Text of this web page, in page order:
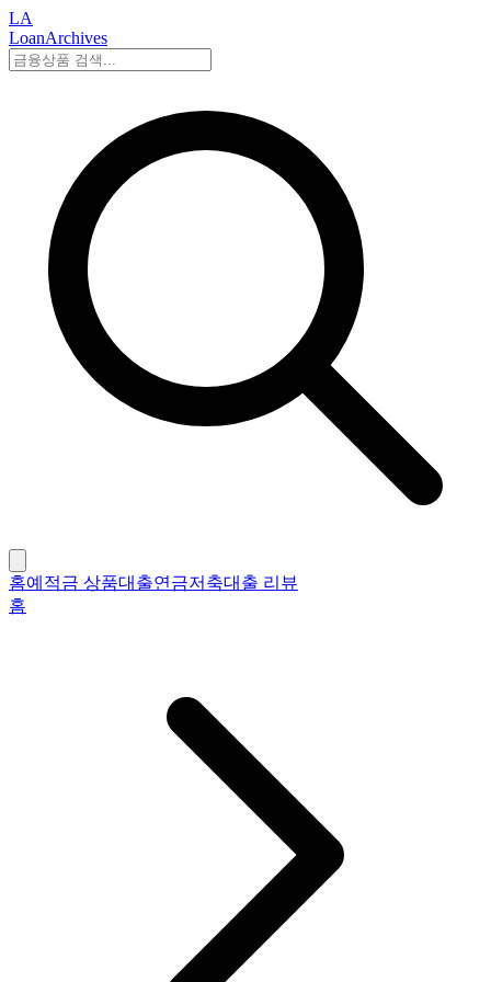
LA
LoanArchives
홈예적금 상품대출연금저축대출 리뷰
홈